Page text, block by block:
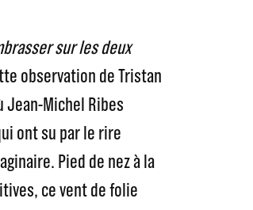
sur les deux
observation de Tristan
Jean-Michel Ribes
ont su par le rire
Pied de nez à la
ce vent de folie